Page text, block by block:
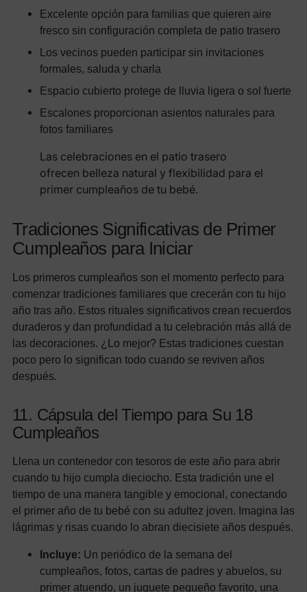
Excelente opción para familias que quieren aire
fresco sin configuración completa de patio trasero
Los vecinos pueden participar sin invitaciones
formales, saluda y charla
Espacio cubierto protege de lluvia ligera o sol fuerte
Escalones proporcionan asientos naturales para
fotos familiares
Las celebraciones en el patio trasero
ofrecen belleza natural y flexibilidad para el
primer cumpleaños de tu bebé.
Tradiciones Significativas de Primer
Cumpleaños para Iniciar
Los primeros cumpleaños son el momento perfecto para
comenzar tradiciones familiares que crecerán con tu hijo
año tras año. Estos rituales significativos crean recuerdos
duraderos y dan profundidad a tu celebración más allá de
las decoraciones. ¿Lo mejor? Estas tradiciones cuestan
poco pero lo significan todo cuando se reviven años
después.
11. Cápsula del Tiempo para Su 18
Cumpleaños
Llena un contenedor con tesoros de este año para abrir
cuando tu hijo cumpla dieciocho. Esta tradición une el
tiempo de una manera tangible y emocional, conectando
el primer año de tu bebé con su adultez joven. Imagina las
lágrimas y risas cuando lo abran diecisiete años después.
Incluye: Un periódico de la semana del
cumpleaños, fotos, cartas de padres y abuelos, su
primer atuendo, un juguete pequeño favorito, una